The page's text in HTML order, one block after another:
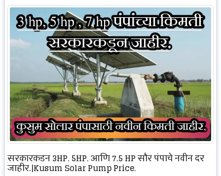
सरकारकडून 3HP, 5HP, आणि 7.5 HP सौर पंपाचे नवीन दर
जाहीर.|Kusum Solar Pump Price.